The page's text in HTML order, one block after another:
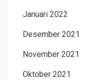
Januari 2022
Desember 2021
November 2021
Oktober 2021